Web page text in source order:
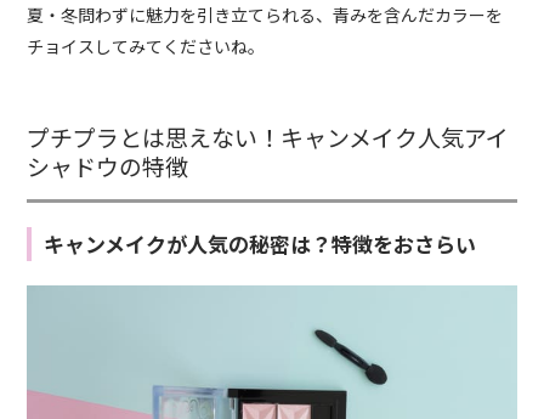
夏・冬問わずに魅力を引き立てられる、青みを含んだカラーを
チョイスしてみてくださいね。
プチプラとは思えない！キャンメイク人気アイ
シャドウの特徴
キャンメイクが人気の秘密は？特徴をおさらい